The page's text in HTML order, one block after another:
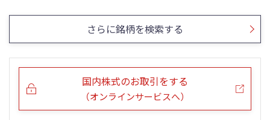
13週移動平均 26週移動平均 出来高(千)
0
4
5ヶ月移動平均 25ヶ月移動平均 出来高(千)
0
4
さらに銘柄を検索する
国内株式のお取引をする
（オンラインサービスへ）